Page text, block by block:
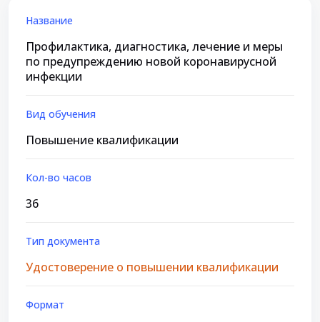
Название
Профилактика, диагностика, лечение и меры
по предупреждению новой коронавирусной
инфекции
Вид обучения
Повышение квалификации
Кол-во часов
36
Тип документа
Удостоверение о повышении квалификации
Формат